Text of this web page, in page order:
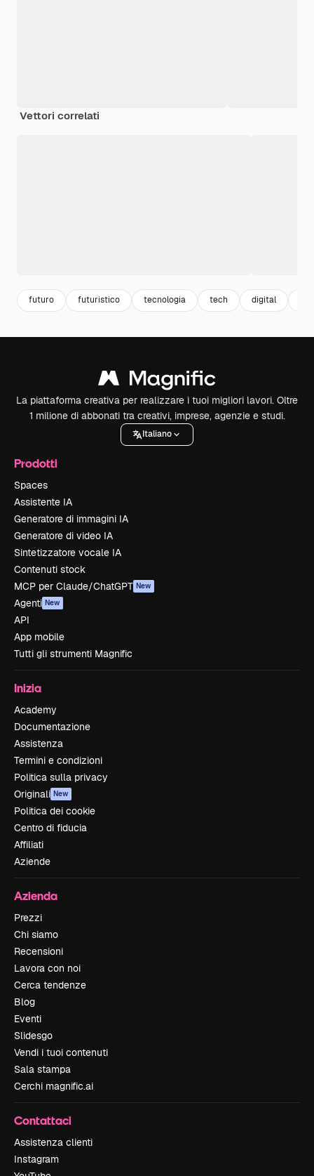
Vettori correlati
futuro futuristico tecnologia tech digital
La piattaforma creativa per realizzare i tuoi migliori lavori. Oltre
1 milione di abbonati tra creativi, imprese, agenzie e studi.
Italiano
Prodotti
Spaces
Assistente IA
Generatore di immagini IA
Generatore di video IA
Sintetizzatore vocale IA
Contenuti stock
MCP per Claude/ChatGPT New
Agenti New
API
App mobile
Tutti gli strumenti Magnific
Inizia
Academy
Documentazione
Assistenza
Termini e condizioni
Politica sulla privacy
Originali New
Politica dei cookie
Centro di fiducia
Affiliati
Aziende
Azienda
Prezzi
Chi siamo
Recensioni
Lavora con noi
Cerca tendenze
Blog
Eventi
Slidesgo
Vendi i tuoi contenuti
Sala stampa
Cerchi magnific.ai
Contattaci
Assistenza clienti
Instagram